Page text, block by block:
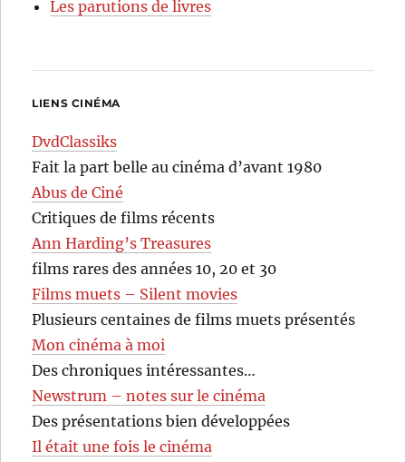
Les parutions de livres
LIENS CINÉMA
DvdClassiks
Fait la part belle au cinéma d’avant 1980
Abus de Ciné
Critiques de films récents
Ann Harding’s Treasures
films rares des années 10, 20 et 30
Films muets – Silent movies
Plusieurs centaines de films muets présentés
Mon cinéma à moi
Des chroniques intéressantes…
Newstrum – notes sur le cinéma
Des présentations bien développées
Il était une fois le cinéma